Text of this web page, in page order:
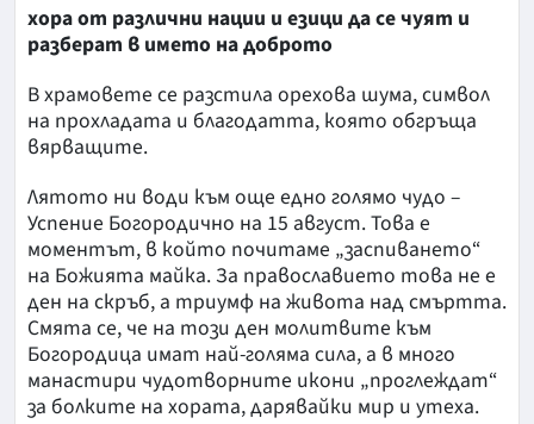
хора от различни нации и езици да се чуят и
разберат в името на доброто
В храмовете се разстила орехова шума, символ
на прохладата и благодатта, която обгръща
вярващите.
Лятото ни води към още едно голямо чудо –
Успение Богородично на 15 август. Това е
моментът, в който почитаме „заспиването“
на Божията майка. За православието това не е
ден на скръб, а триумф на живота над смъртта.
Смята се, че на този ден молитвите към
Богородица имат най-голяма сила, а в много
манастири чудотворните икони „проглеждат“
за болките на хората, дарявайки мир и утеха.